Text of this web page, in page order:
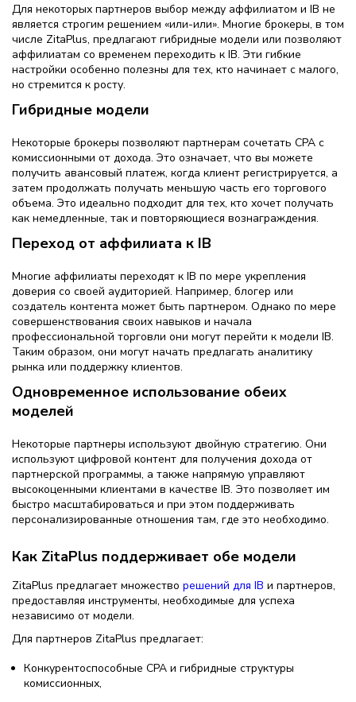
Для некоторых партнеров выбор между аффилиатом и IB не
является строгим решением «или-или». Многие брокеры, в том
числе ZitaPlus, предлагают гибридные модели или позволяют
аффилиатам со временем переходить к IB. Эти гибкие
настройки особенно полезны для тех, кто начинает с малого,
но стремится к росту.
Гибридные модели
Некоторые брокеры позволяют партнерам сочетать CPA с
комиссионными от дохода. Это означает, что вы можете
получить авансовый платеж, когда клиент регистрируется, а
затем продолжать получать меньшую часть его торгового
объема. Это идеально подходит для тех, кто хочет получать
как немедленные, так и повторяющиеся вознаграждения.
Переход от аффилиата к IB
Многие аффилиаты переходят к IB по мере укрепления
доверия со своей аудиторией. Например, блогер или
создатель контента может быть партнером. Однако по мере
совершенствования своих навыков и начала
профессиональной торговли они могут перейти к модели IB.
Таким образом, они могут начать предлагать аналитику
рынка или поддержку клиентов.
Одновременное использование обеих
моделей
Некоторые партнеры используют двойную стратегию. Они
используют цифровой контент для получения дохода от
партнерской программы, а также напрямую управляют
высокоценными клиентами в качестве IB. Это позволяет им
быстро масштабироваться и при этом поддерживать
персонализированные отношения там, где это необходимо.
Как ZitaPlus поддерживает обе модели
ZitaPlus предлагает множество решений для IB и партнеров,
предоставляя инструменты, необходимые для успеха
независимо от модели.
Для партнеров ZitaPlus предлагает:
Конкурентоспособные CPA и гибридные структуры
комиссионных,